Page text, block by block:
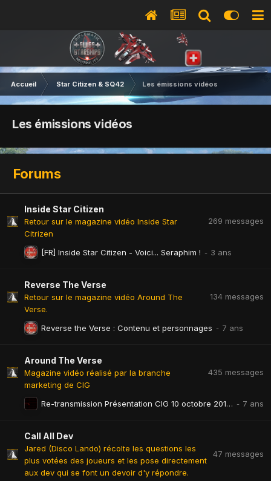
Accueil Star Citizen & SQ42 Les émissions vidéos
Les émissions vidéos
Forums
Inside Star Citizen
Retour sur le magazine vidéo Inside Star
Citrizen
269 messages
[FR] Inside Star Citizen - Voici... Seraphim !
Reverse The Verse
Retour sur le magazine vidéo Around The
Verse.
134 messages
Reverse the Verse : Contenu et personnages
Around The Verse
Magazine vidéo réalisé par la branche
marketing de CIG
435 messages
Re-transmission Présentation CIG 10 octobre 2018! Sous titrage FR
Call All Dev
Jared (Disco Lando) récolte les questions les
plus votées des joueurs et les pose directement
aux dev qui se font un devoir d'y répondre.
47 messages